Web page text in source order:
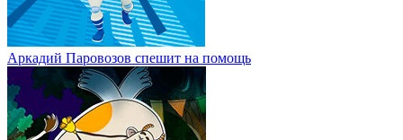
Аркадий Паровозов спешит на помощь